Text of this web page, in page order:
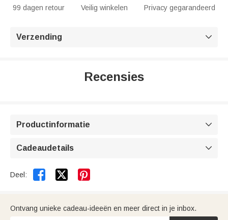
99 dagen retour Veilig winkelen Privacy gegarandeerd
Verzending 
Recensies
Productinformatie 
Cadeaudetails 
Deel:  
Ontvang unieke cadeau-ideeën en meer direct in je inbox.